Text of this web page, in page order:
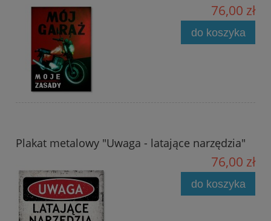
76,00 zł
do koszyka
Plakat metalowy "Uwaga - latające narzędzia"
76,00 zł
do koszyka